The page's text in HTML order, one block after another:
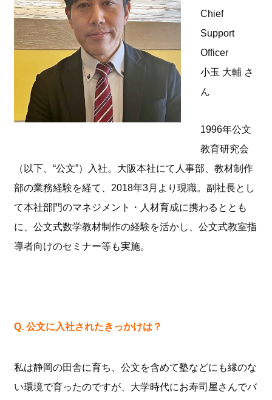
Chief
Support
Officer
小玉 大輔 さ
ん
1996年公文
教育研究会
（以下、“公文”）入社。大阪本社にて人事部、教材制作
部の業務経験を経て、2018年3月より現職。副社長とし
て本社部門のマネジメント・人材育成に携わるととも
に、公文式数学教材制作の経験を活かし、公文式教室指
導者向けのセミナー等も実施。
Q. 公文に入社されたきっかけは？
私は静岡の田舎に育ち、公文を含めて塾などにも縁のな
い環境で育ったのですが、大学時代にお寿司屋さんでバ